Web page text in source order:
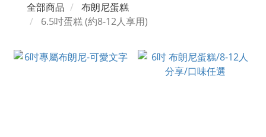
全部商品
布朗尼蛋糕
6.5吋蛋糕 (約8-12人享用)